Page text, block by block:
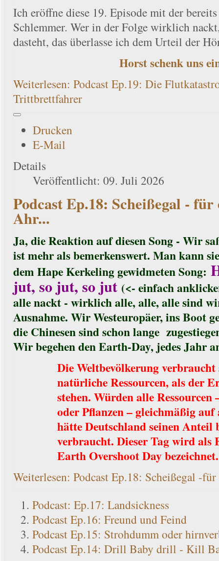
Ich eröffne diese 19. Episode mit der
Schlemmer. Wer in der Folge wirklich
dasteht, das überlasse ich dem Urteil der
Horst schenk uns
Weiterlesen: Podcast Ep.19: Die
Trittbrettfahrer
Drucken
E-Mail
Details
Veröffentlicht: 09. Juli 2026
Podcast Ep.18: Scheißegal -
Ahr...
Ja, die Reaktion auf diesen Song - Wir
ist mehr als bemerkenswert. Man kann
dem Hape Kerkeling gewidmeten Song:
jut, so jut, so jut (<- einfach
alle nackt - wirklich alle, alle, alle sind
Ausnahme. Wir Westeuropäer, ins Boot
die Chinesen sind schon lange
Wir begehen den Earth-Day, jedes Jahr
Die Weltbevölkerung
natürliche Ressourcen, als der
stehen. Würden alle
oder Pflanzen – gleichmäßig
hätte Deutschland seinen Anteil
verbraucht. Dieser Tag wird als
Earth Overshoot Day bezeichnet.
Weiterlesen: Podcast Ep.18: Scheißegal -
Podcast: Ep.17: Landsickness
Podcast Ep.16: Freund und Feind
Podcast Ep.15: Strohdumm oder
Podcast Ep.14: Drill Baby drill - Kill